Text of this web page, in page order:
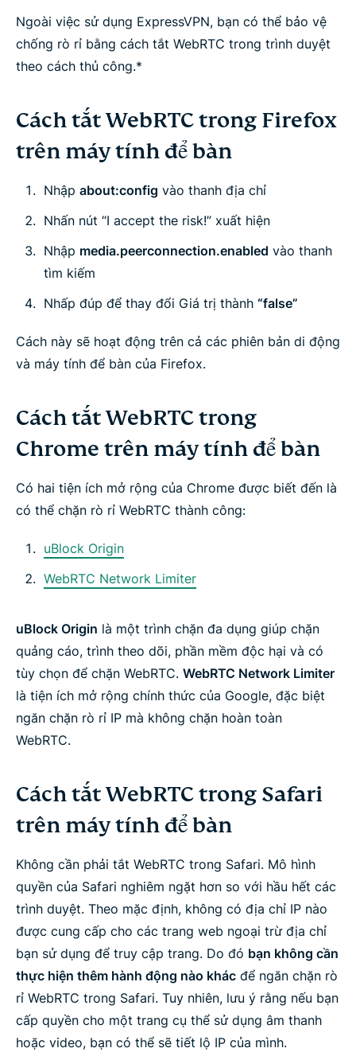
Ngoài việc sử dụng ExpressVPN, bạn có thể bảo vệ
chống rò rỉ bằng cách tắt WebRTC trong trình duyệt
theo cách thủ công.*
Cách tắt WebRTC trong Firefox
trên máy tính để bàn
Nhập about:config vào thanh địa chỉ
Nhấn nút “I accept the risk!” xuất hiện
Nhập media.peerconnection.enabled vào thanh
tìm kiếm
Nhấp đúp để thay đổi Giá trị thành “false”
Cách này sẽ hoạt động trên cả các phiên bản di động
và máy tính để bàn của Firefox.
Cách tắt WebRTC trong
Chrome trên máy tính để bàn
Có hai tiện ích mở rộng của Chrome được biết đến là
có thể chặn rò rỉ WebRTC thành công:
uBlock Origin
WebRTC Network Limiter
uBlock Origin là một trình chặn đa dụng giúp chặn
quảng cáo, trình theo dõi, phần mềm độc hại và có
tùy chọn để chặn WebRTC. WebRTC Network Limiter
là tiện ích mở rộng chính thức của Google, đặc biệt
ngăn chặn rò rỉ IP mà không chặn hoàn toàn
WebRTC.
Cách tắt WebRTC trong Safari
trên máy tính để bàn
Không cần phải tắt WebRTC trong Safari. Mô hình
quyền của Safari nghiêm ngặt hơn so với hầu hết các
trình duyệt. Theo mặc định, không có địa chỉ IP nào
được cung cấp cho các trang web ngoại trừ địa chỉ
bạn sử dụng để truy cập trang. Do đó bạn không cần
thực hiện thêm hành động nào khác để ngăn chặn rò
rỉ WebRTC trong Safari. Tuy nhiên, lưu ý rằng nếu bạn
cấp quyền cho một trang cụ thể sử dụng âm thanh
hoặc video, bạn có thể sẽ tiết lộ IP của mình.